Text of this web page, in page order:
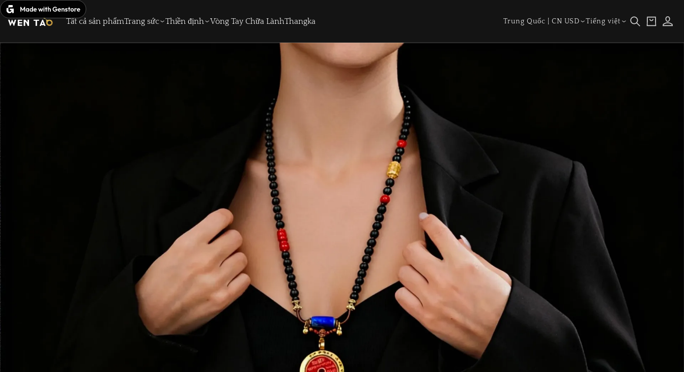
Bỏ
qua
dung
Tất cả sản phẩmTrang sức Thiền định Vòng Tay Chữa LànhThangka
Quốc
Trung Quốc | CN USD
Ngôn
Tiếng việt
Giỏ
hàng
Đăng
nhập